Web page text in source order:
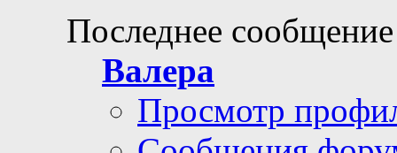
Последнее
Валера
Просмотр